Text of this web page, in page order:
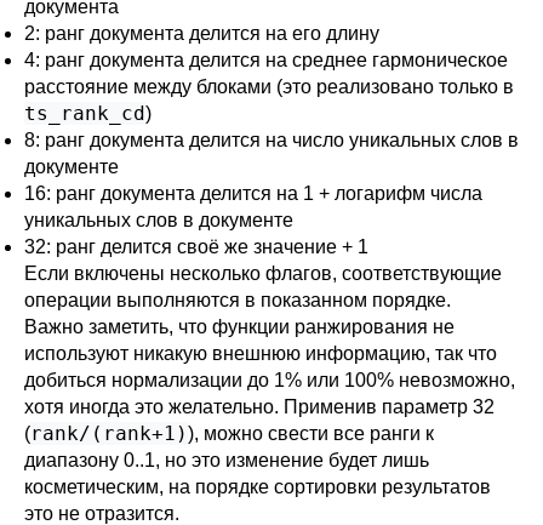
документа
2: ранг документа делится на его длину
4: ранг документа делится на среднее гармоническое
расстояние между блоками (это реализовано только в
ts_rank_cd)
8: ранг документа делится на число уникальных слов в
документе
16: ранг документа делится на 1 + логарифм числа
уникальных слов в документе
32: ранг делится своё же значение + 1
Если включены несколько флагов, соответствующие
операции выполняются в показанном порядке.
Важно заметить, что функции ранжирования не
используют никакую внешнюю информацию, так что
добиться нормализации до 1% или 100% невозможно,
хотя иногда это желательно. Применив параметр 32
(rank/(rank+1)), можно свести все ранги к
диапазону 0..1, но это изменение будет лишь
косметическим, на порядке сортировки результатов
это не отразится.